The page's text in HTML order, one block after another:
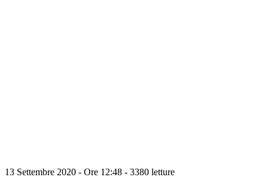
13 Settembre 2020 - Ore 12:48 - 3380 letture